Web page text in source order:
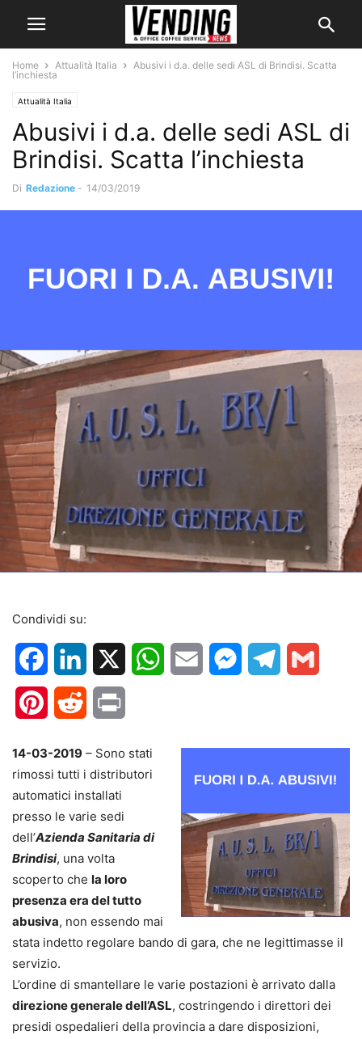
Home Attualità Italia
Abusivi i d.a. delle sedi ASL di Brindisi. Scatta
l’inchiesta
Attualità Italia
Abusivi i d.a. delle sedi ASL di
Brindisi. Scatta l’inchiesta
Di Redazione - 14/03/2019
Condividi su:
FacebookLinkedIn WhatsApp
Email MessengerTelegram
PinterestReddit
14-03-2019 – Sono stati
rimossi tutti i distributori
automatici installati
presso le varie sedi
dell’Azienda Sanitaria di
Brindisi, una volta
scoperto che la loro
presenza era del tutto
abusiva, non essendo mai
stata indetto regolare bando di gara, che ne legittimasse il
servizio.
L’ordine di smantellare le varie postazioni è arrivato dalla
direzione generale dell’ASL, costringendo i direttori dei
presidi ospedalieri della provincia a dare disposizioni,